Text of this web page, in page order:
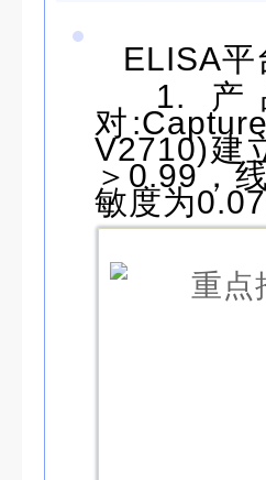
ELISA平
1. 产
对
V2710)建
＞0.99，
敏度为